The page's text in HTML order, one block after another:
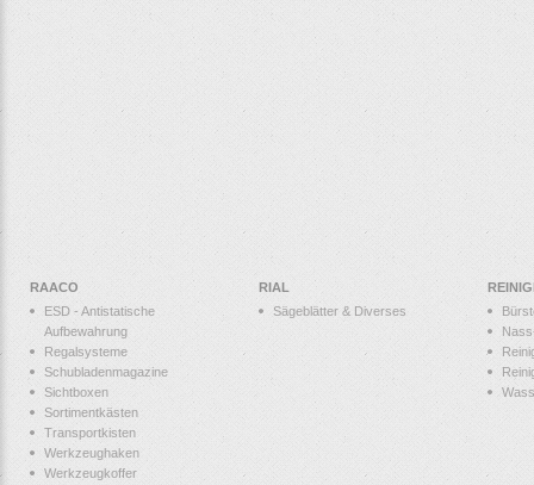
RAACO
ESD - Antistatische
Aufbewahrung
Regalsysteme
Schubladenmagazine
Sichtboxen
Sortimentkästen
Transportkisten
Werkzeughaken
Werkzeugkoffer
RIAL
Sägeblätter & Diverses